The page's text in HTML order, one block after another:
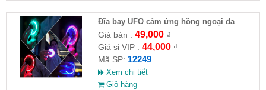
Đĩa bay UFO cảm ứng hồng ngoại đa
chiều tự động bay về
Giá bán : 49,000₫
Giá sỉ VIP : 44,000₫
Mã SP: 12249
Xem chi tiết
Giỏ hàng